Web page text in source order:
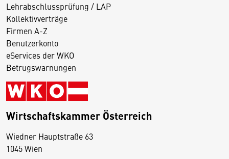
Lehrabschlussprüfung / LAP
Kollektivverträge
Firmen A-Z
Benutzerkonto
eServices der WKO
Betrugswarnungen
Wirtschaftskammer Österreich
Wiedner Hauptstraße 63
1045 Wien
D